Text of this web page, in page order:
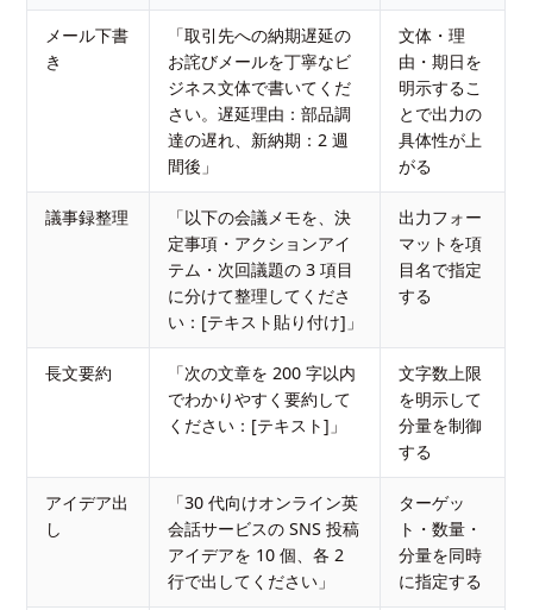
メール下書
き
「取引先への納期遅延の
お詫びメールを丁寧なビ
ジネス文体で書いてくだ
さい。遅延理由：部品調
達の遅れ、新納期：2 週
間後」
文体・理
由・期日を
明示するこ
とで出力の
具体性が上
がる
議事録整理
「以下の会議メモを、決
定事項・アクションアイ
テム・次回議題の 3 項目
に分けて整理してくださ
い：[テキスト貼り付け]」
出力フォー
マットを項
目名で指定
する
長文要約
「次の文章を 200 字以内
でわかりやすく要約して
ください：[テキスト]」
文字数上限
を明示して
分量を制御
する
アイデア出
し
「30 代向けオンライン英
会話サービスの SNS 投稿
アイデアを 10 個、各 2
行で出してください」
ターゲッ
ト・数量・
分量を同時
に指定する